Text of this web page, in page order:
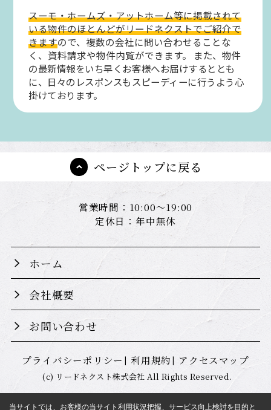
スーモ・ホームズ・アットホーム等に掲載されて
いる物件のほとんどがリードネクストでご紹介で
きますので、複数の会社に問い合わせることな
く、資料請求や物件内覧ができます。
また、物件
の最新情報をいち早くお客様へお届けするととも
に、日々のレスポンスもスピーディーに行うよう心
掛けております。
ページトップに戻る
営業時間：10:00～19:00
定休日：年中無休
ホーム
会社概要
お問い合わせ
プライバシーポリシー 利用規約 アクセスマップ
(c) リードネクスト株式会社 All Rights Reserved.
当サイトでは、お客様の当サイト利用状況把握、サービス向上検討を目的と